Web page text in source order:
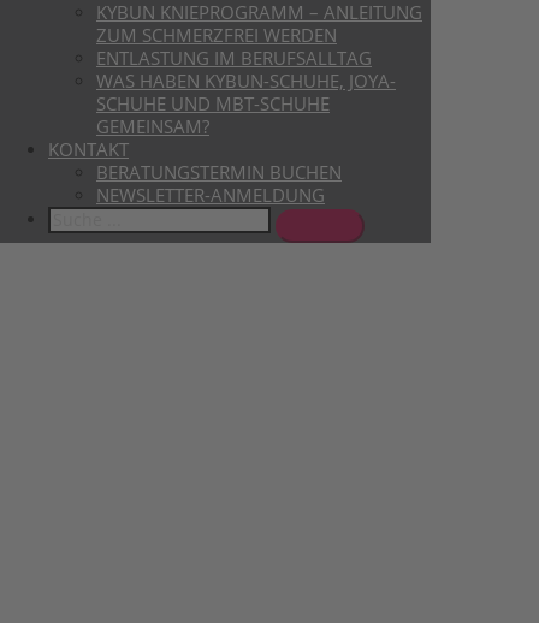
KYBUN KNIEPROGRAMM – ANLEITUNG
ZUM SCHMERZFREI WERDEN
ENTLASTUNG IM BERUFSALLTAG
WAS HABEN KYBUN-SCHUHE, JOYA-
SCHUHE UND MBT-SCHUHE
GEMEINSAM?
KONTAKT
BERATUNGSTERMIN BUCHEN
NEWSLETTER-ANMELDUNG
Search